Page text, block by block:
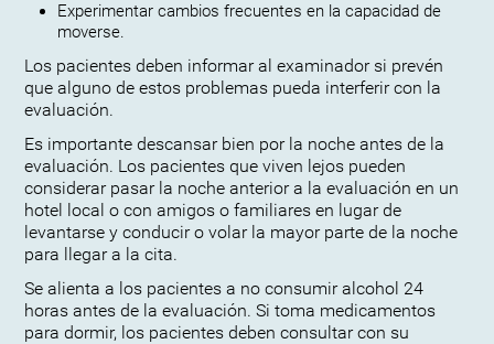
Experimentar cambios frecuentes en la capacidad de
moverse.
Los pacientes deben informar al examinador si prevén
que alguno de estos problemas pueda interferir con la
evaluación.
Es importante descansar bien por la noche antes de la
evaluación. Los pacientes que viven lejos pueden
considerar pasar la noche anterior a la evaluación en un
hotel local o con amigos o familiares en lugar de
levantarse y conducir o volar la mayor parte de la noche
para llegar a la cita.
Se alienta a los pacientes a no consumir alcohol 24
horas antes de la evaluación. Si toma medicamentos
para dormir, los pacientes deben consultar con su